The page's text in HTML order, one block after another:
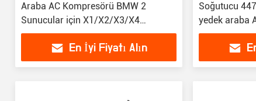
Araba AC Kompresörü BMW 2
Sunucular için X1/X2/X3/X4
F25/F26/F39/ F45/F46
64529295050En İyi Fiyatı Alın
Soğutucu
yedek araba